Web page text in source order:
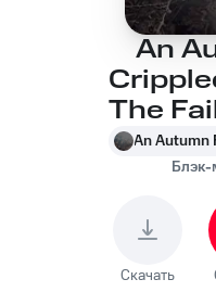
An
The
Скачать